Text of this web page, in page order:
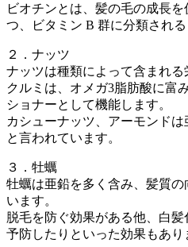
ビオチンとは、髪の毛の成長
つ、ビタミン B 群に分類される
２．ナッツ
ナッツは種類によって含まれる
クルミは、オメガ3脂肪酸に富
ショナーとして機能します。
カシューナッツ、アーモンド
と言われています。
３．牡蠣
牡蠣は亜鉛を多く含み、髪質
います。
脱毛を防ぐ効果がある他、白
予防したりといった効果もあり